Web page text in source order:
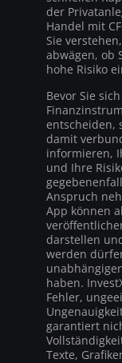
der
Handel mit
Sie
abwägen, ob
hohe Risiko
Bevor Sie
entscheiden,
damit
informieren,
und Ihre
Anspruch
App können
darstellen
werden
haben.
Fehler,
garantiert
Texte,